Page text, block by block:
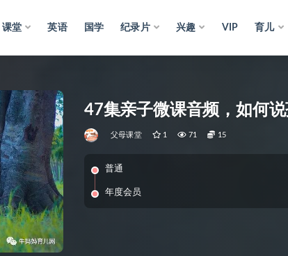
课堂 英语 国学 纪录片 兴趣 VIP 育儿
47集亲子微课音频，如何
父母课堂 1 71 15
普通
年度会员